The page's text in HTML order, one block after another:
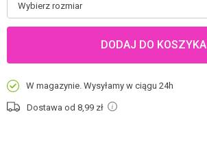
Wybierz rozmiar
DODAJ DO KOSZYKA
W magazynie. Wysyłamy w ciągu 24h
Dostawa od 8,99 zł